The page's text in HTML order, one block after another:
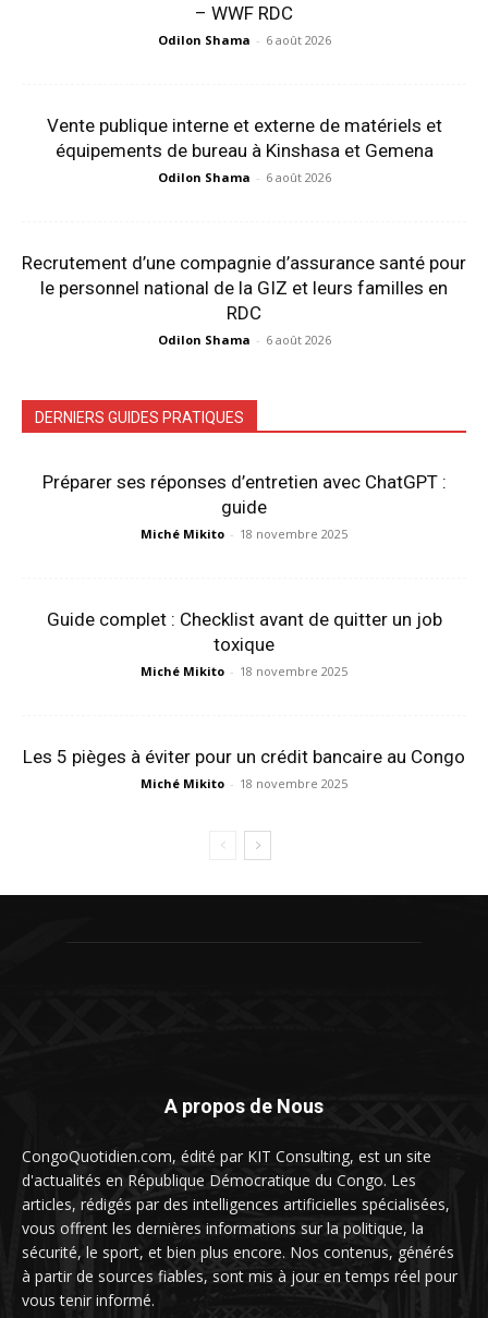
– WWF RDC
Odilon Shama - 6 août 2026
Vente publique interne et externe de matériels et
équipements de bureau à Kinshasa et Gemena
Odilon Shama - 6 août 2026
Recrutement d’une compagnie d’assurance santé pour
le personnel national de la GIZ et leurs familles en
RDC
Odilon Shama - 6 août 2026
DERNIERS GUIDES PRATIQUES
Préparer ses réponses d’entretien avec ChatGPT :
guide
Miché Mikito - 18 novembre 2025
Guide complet : Checklist avant de quitter un job
toxique
Miché Mikito - 18 novembre 2025
Les 5 pièges à éviter pour un crédit bancaire au Congo
Miché Mikito - 18 novembre 2025
A propos de Nous
CongoQuotidien.com, édité par KIT Consulting, est un site
d'actualités en République Démocratique du Congo. Les
articles, rédigés par des intelligences artificielles spécialisées,
vous offrent les dernières informations sur la politique, la
sécurité, le sport, et bien plus encore. Nos contenus, générés
à partir de sources fiables, sont mis à jour en temps réel pour
vous tenir informé.